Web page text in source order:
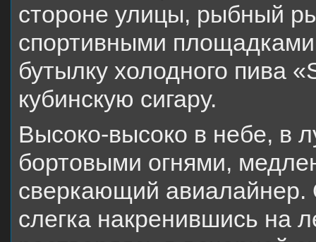
стороне улицы, рыбный
спортивными
бутылку холодного пива
кубинскую сигару.
Высоко-высоко в небе, в
бортовыми огнями,
сверкающий
слегка накренившись на